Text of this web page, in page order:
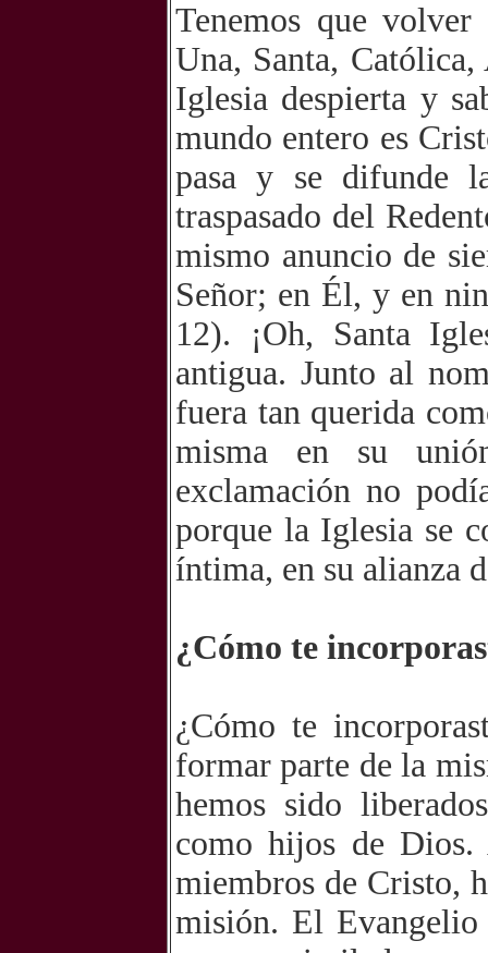
Tenemos que
Una, Santa,
Iglesia despierta y
mundo entero es
pasa y se difunde
traspasado del
mismo anuncio de
Señor; en Él, y en
12). ¡Oh, Santa
antigua. Junto al
fuera tan querida
misma en su
exclamación no
porque la Iglesia se
íntima, en su alianza
¿Cómo te
¿Cómo te
formar parte de la
hemos sido
como hijos de Dios.
miembros de Cristo,
misión. El Evangelio